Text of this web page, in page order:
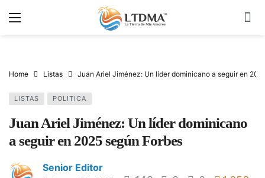
Home Listas Juan Ariel Jiménez: Un líder dominicano a seguir en
LISTAS POLITICA
Juan Ariel Jiménez: Un líder dominicano
a seguir en 2025 según Forbes
Senior Editor